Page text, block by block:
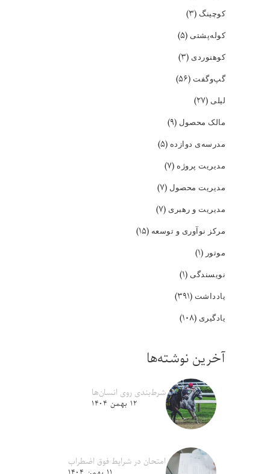
کوچینگ (۳)
کوله‌پشتی (۵)
کوهنوردی (۳)
گپ‌و‌گفت (۵۶)
لیلی (۲۷)
مالک محصول (۹)
مدرسه‌ی دوازده (۵)
مدیریت پروژه (۷)
مدیریت محصول (۷)
مدیریت و رهبری (۷)
مرکز نوآوری و توسعه (۱۵)
موتور (۱)
نویسندگی (۱)
یادداشت (۳۹۱)
یادگیری (۱۰۸)
آخرین نوشته‌ها
شرط‌بندی روی انسان‌ها
۱۲ بهمن ۱۴۰۴
امتحان در شرایط فوق اضطراب